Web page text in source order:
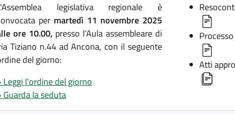
legislativa regionale è
per martedì 11 novembre 2025
ore 10.00, presso l’Aula assembleare di
Tiziano n.44 ad Ancona, con il seguente
del giorno:
Leggi l'ordine del giorno
Guarda la seduta
Atti